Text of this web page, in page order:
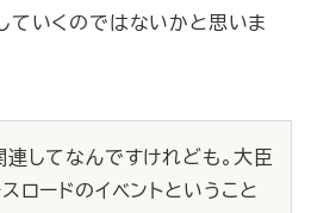
ていくのではないかと思いま
連してなんですけれども。大臣
ードのイベントということ